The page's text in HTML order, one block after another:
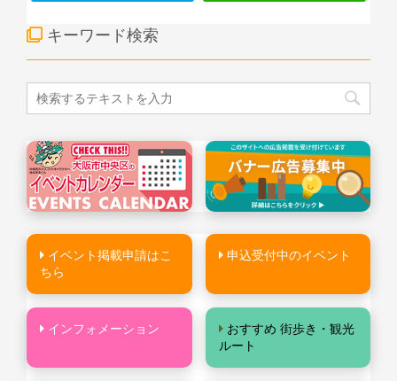
キーワード検索
イベント掲載申請はこ
ちら
申込受付中のイベント
インフォメーション
おすすめ 街歩き・観光
ルート